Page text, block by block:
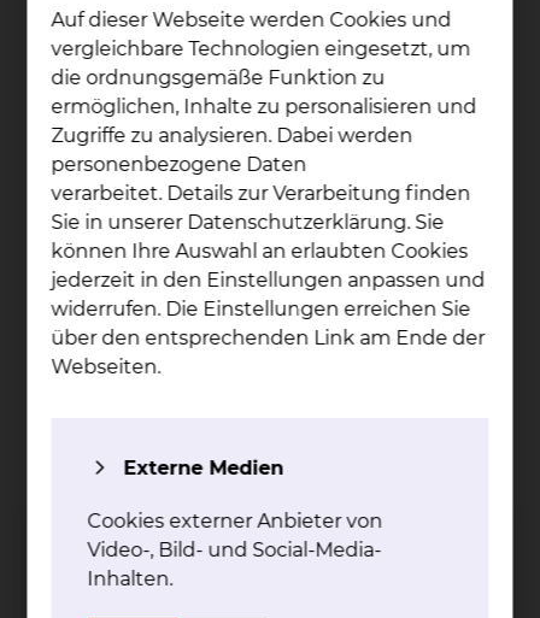
Wahl- und Zusatzverpflegung (sofern
medizinisch möglich): Mit der Auswahl und
Zusammenstellung unserer Speisen
möchten wir zu Ihrem Wohlbefinden
beitragen. Wir bieten Ihnen eine Auswahl an
Getränken, Zwischenmahlzeiten und
regionalen Speisen.
Patientenservice: Im Rahmen von
Servicerunden besuchen Sie die
Mitarbeiterinnen und Mitarbeiter des
Serviceteams täglich und offerieren Ihnen
Snacks und Getränke
Sharemagazines Premium (RTL+, Video und
Smartphone, Pad oder Laptop problemlos
nutzen
Auf dieser Webseite werden Cookies und
vergleichbare Technologien eingesetzt, um
die ordnungsgemäße Funktion zu
ermöglichen, Inhalte zu personalisieren und
Zugriffe zu analysieren. Dabei werden
personenbezogene Daten
verarbeitet. Details zur Verarbeitung finden
Sie in unserer Datenschutzerklärung. Sie
können Ihre Auswahl an erlaubten Cookies
jederzeit in den Einstellungen anpassen und
widerrufen. Die Einstellungen erreichen Sie
über den entsprechenden Link am Ende der
Webseiten.
Externe Medien
Cookies externer Anbieter von
Video-, Bild- und Social-Media-
Inhalten.